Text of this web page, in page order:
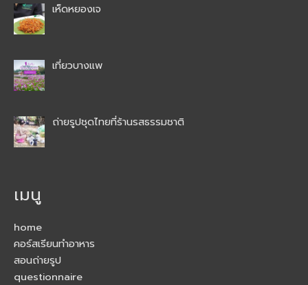
เห็ดหยองเจ
เที่ยวบางแพ
ถ่ายรูปชุดไทยที่ร้านรสธรรมชาติ
เมนู
home
คอร์สเรียนทำอาหาร
สอนถ่ายรูป
questionnaire